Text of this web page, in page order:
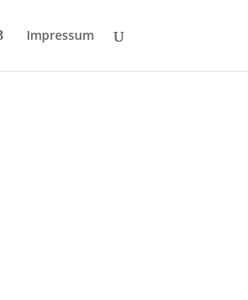
Impressum